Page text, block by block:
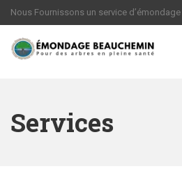
Nous Fournissons un service
Services